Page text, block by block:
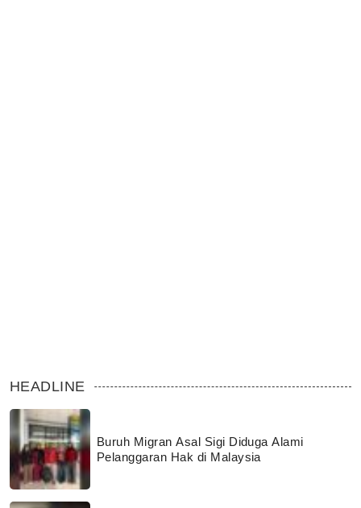
HEADLINE
Buruh Migran Asal Sigi Diduga Alami
Pelanggaran Hak di Malaysia